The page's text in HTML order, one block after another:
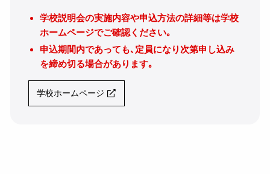
学校説明会の実施内容や申込方法の詳細等は学校
ホームページでご確認ください｡
申込期間内であっても､定員になり次第申し込み
を締め切る場合があります｡
学校ホームページ